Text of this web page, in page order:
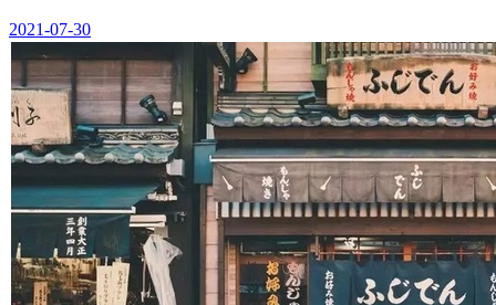
2021-07-30